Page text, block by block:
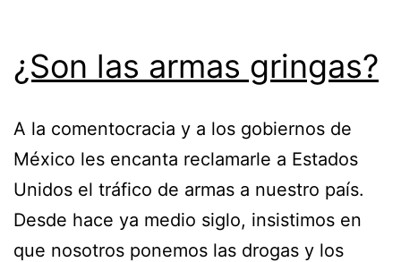
¿Son las armas gringas?
A la comentocracia y a los gobiernos de
México les encanta reclamarle a Estados
Unidos el tráfico de armas a nuestro país.
Desde hace ya medio siglo, insistimos en
que nosotros ponemos las drogas y los